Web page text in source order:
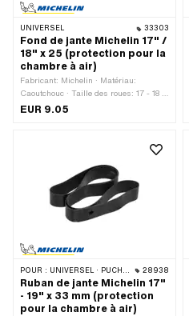
UNIVERSEL 33303
Fond de jante Michelin 17" /
18" x 25 (protection pour la
chambre à air)
Fabricant: Michelin · Matériau:
Caoutchouc · Taille des roues: 17 - 18 "
· Largeur: 25 mm · Longueur totale:
EUR 9.05
POUR : UNIVERSEL · PUCH · SACHS · PONY / CILO (BÊTA 521 & 512) · PIAGGIO · ZÜNDAPP BELMONDO · BYE BIKE 28938
Ruban de jante Michelin 17"
- 19" x 33 mm (protection
pour la chambre à air)